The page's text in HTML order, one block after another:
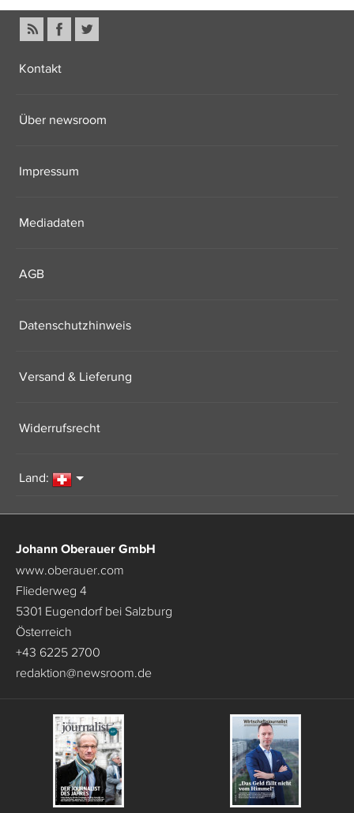
Kontakt
Über newsroom
Impressum
Mediadaten
AGB
Datenschutzhinweis
Versand & Lieferung
Widerrufsrecht
Land:
Johann Oberauer GmbH
www.oberauer.com
Fliederweg 4
5301 Eugendorf bei Salzburg
Österreich
+43 6225 2700
redaktion@newsroom.de